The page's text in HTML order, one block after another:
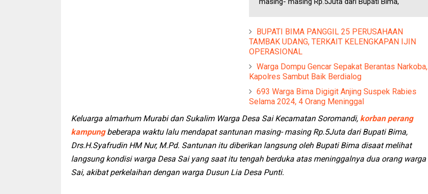
BUPATI BIMA PANGGIL 25 PERUSAHAAN
TAMBAK UDANG, TERKAIT KELENGKAPAN IJIN
OPERASIONAL
Warga Dompu Gencar Sepakat Berantas Narkoba,
Kapolres Sambut Baik Berdialog
693 Warga Bima Digigit Anjing Suspek Rabies
Selama 2024, 4 Orang Meninggal
Keluarga almarhum Murabi dan Sukalim Warga Desa Sai Kecamatan Soromandi, korban perang
kampungbeberapa waktu lalu mendapat santunan masing- masing Rp.5Juta dari Bupati Bima,
Drs.H.Syafrudin HM Nur, M.Pd. Santunan itu diberikan langsung oleh Bupati Bima disaat melihat
langsung kondisi warga Desa Sai yang saat itu tengah berduka atas meninggalnya dua orang warga
Sai, akibat perkelaihan dengan warga Dusun Lia Desa Punti.